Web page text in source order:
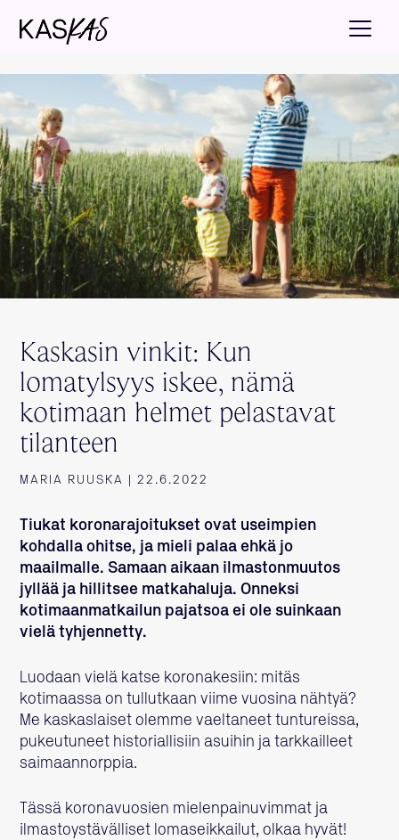
Kaskasin vinkit: Kun
lomatylsyys iskee, nämä
kotimaan helmet pelastavat
tilanteen
MARIA RUUSKA | 22.6.2022
Tiukat koronarajoitukset ovat useimpien
kohdalla ohitse, ja mieli palaa ehkä jo
maailmalle. Samaan aikaan ilmastonmuutos
jyllää ja hillitsee matkahaluja. Onneksi
kotimaanmatkailun pajatsoa ei ole suinkaan
vielä tyhjennetty.
Luodaan vielä katse koronakesiin: mitäs
kotimaassa on tullutkaan viime vuosina nähtyä?
Me kaskaslaiset olemme vaeltaneet tuntureissa,
pukeutuneet historiallisiin asuihin ja tarkkailleet
saimaannorppia.
Tässä koronavuosien mielenpainuvimmat ja
ilmastoystävälliset lomaseikkailut, olkaa hyvät!